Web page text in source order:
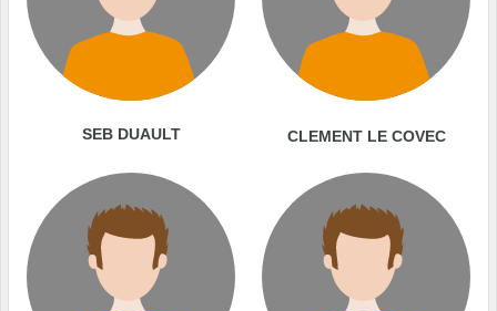
SEB DUAULT CLEMENT LE COVEC